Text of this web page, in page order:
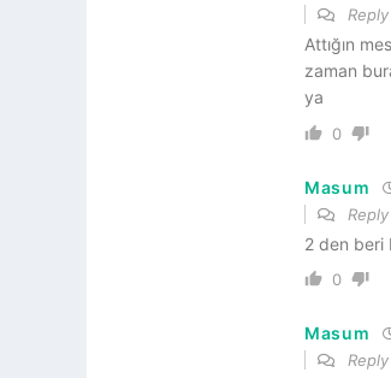
Attığın
zaman
ya
0
Masum
2 den beri
0
Masum